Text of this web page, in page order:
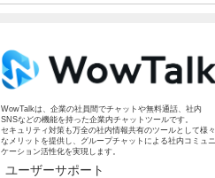
WowTalkは、企業の社員間でチャットや無料通話、社内
SNSなどの機能を持った企業内チャットツールです。
セキュリティ対策も万全の社内情報共有のツールとして様々
なメリットを提供し、グループチャットによる社内コミュニ
ケーション活性化を実現します。
ユーザーサポート